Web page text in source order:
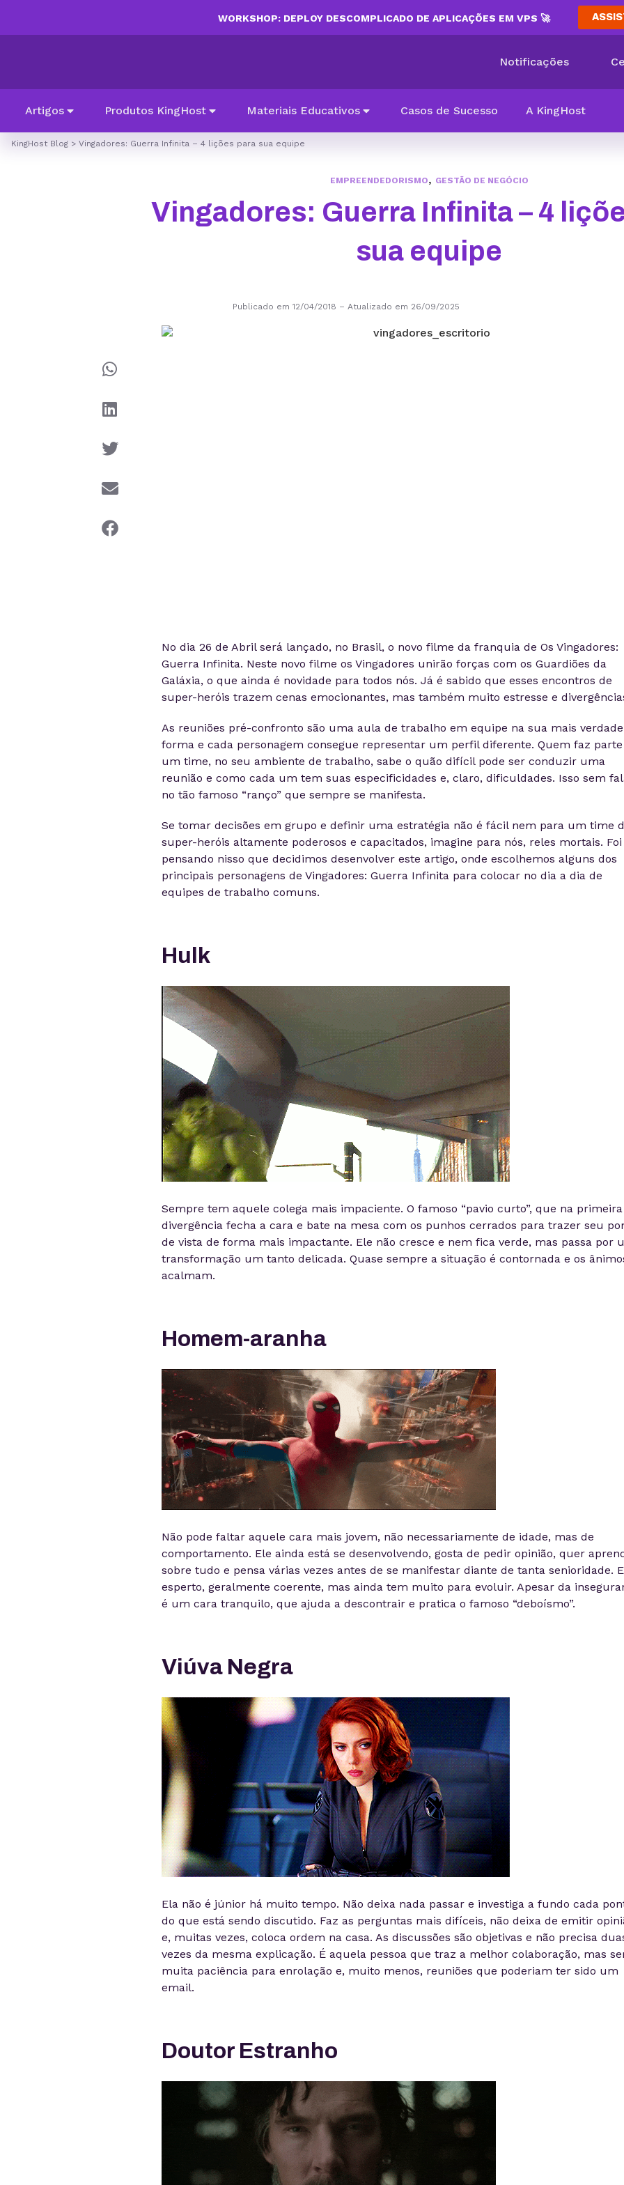
WORKSHOP: DEPLOY DESCOMPLICADO DE APLICAÇÕES EM VPS 🚀
Notificações
Artigos Produtos KingHost Materiais Educativos Casos de Sucesso A KingHost
KingHost Blog > Vingadores: Guerra Infinita – 4 lições para sua equipe
EMPREENDEDORISMO, GESTÃO DE NEGÓCIO
Vingadores: Guerra Infinita – 4
sua equipe
Publicado em 12/04/2018 – Atualizado em 26/09/2025
No dia 26 de Abril será lançado, no Brasil, o novo filme da franquia de Os Vingadores:
Guerra Infinita. Neste novo filme os Vingadores unirão forças com os Guardiões da
Galáxia, o que ainda é novidade para todos nós. Já é sabido que esses encontros de
super-heróis trazem cenas emocionantes, mas também muito estresse e
As reuniões pré-confronto são uma aula de trabalho em equipe na sua mais
forma e cada personagem consegue representar um perfil diferente. Quem faz parte
um time, no seu ambiente de trabalho, sabe o quão difícil pode ser conduzir uma
reunião e como cada um tem suas especificidades e, claro, dificuldades. Isso sem
no tão famoso “ranço” que sempre se manifesta.
Se tomar decisões em grupo e definir uma estratégia não é fácil nem para um time
super-heróis altamente poderosos e capacitados, imagine para nós, reles mortais. Foi
pensando nisso que decidimos desenvolver este artigo, onde escolhemos alguns dos
principais personagens de Vingadores: Guerra Infinita para colocar no dia a dia de
equipes de trabalho comuns.
Hulk
Sempre tem aquele colega mais impaciente. O famoso “pavio curto”, que na primeira
divergência fecha a cara e bate na mesa com os punhos cerrados para trazer seu
de vista de forma mais impactante. Ele não cresce e nem fica verde, mas passa por
transformação um tanto delicada. Quase sempre a situação é contornada e os
acalmam.
Homem-aranha
Não pode faltar aquele cara mais jovem, não necessariamente de idade, mas de
comportamento. Ele ainda está se desenvolvendo, gosta de pedir opinião, quer
sobre tudo e pensa várias vezes antes de se manifestar diante de tanta senioridade.
esperto, geralmente coerente, mas ainda tem muito para evoluir. Apesar da
é um cara tranquilo, que ajuda a descontrair e pratica o famoso “deboísmo”.
Viúva Negra
Ela não é júnior há muito tempo. Não deixa nada passar e investiga a fundo cada
do que está sendo discutido. Faz as perguntas mais difíceis, não deixa de emitir
e, muitas vezes, coloca ordem na casa. As discussões são objetivas e não precisa
vezes da mesma explicação. É aquela pessoa que traz a melhor colaboração, mas
muita paciência para enrolação e, muito menos, reuniões que poderiam ter sido um
email.
Doutor Estranho